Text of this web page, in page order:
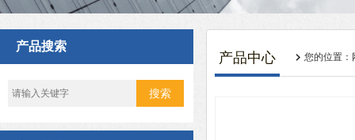
产品搜索
产品中心 您的位置：